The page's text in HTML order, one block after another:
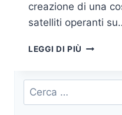
creazione di una
satelliti operanti
LEGGI DI PIÙ IRIS²:
EUROPEA
LA
Ricerca
per: